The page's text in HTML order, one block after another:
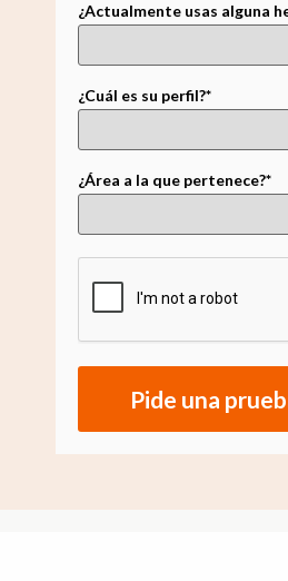
¿Actualmente usas alguna
¿Cuál es su perfil?*
¿Área a la que pertenece?*
Pide una